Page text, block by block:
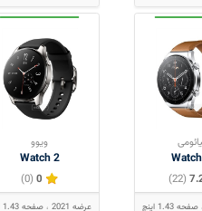
(22)
صفحه 1.43 اینچ
ویوو
Watch 2
0
(0)
عرضه 2021 صفحه 1.43 اینچ